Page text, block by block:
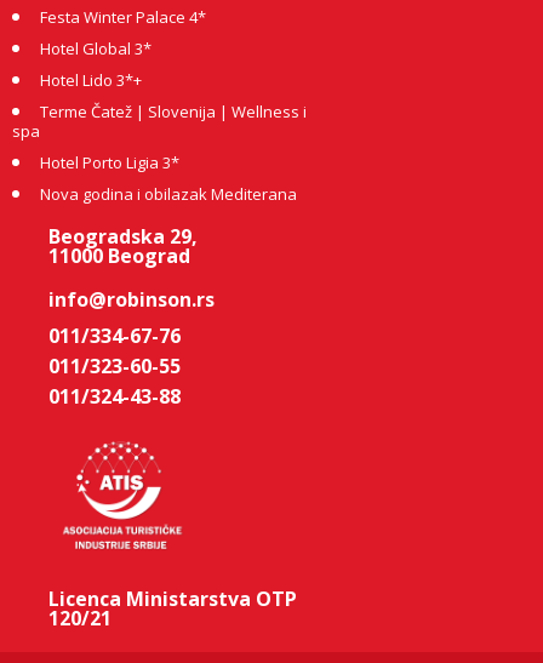
Festa Winter Palace 4*
Hotel Global 3*
Hotel Lido 3*+
Terme Čatež | Slovenija | Wellness i
spa
Hotel Porto Ligia 3*
Nova godina i obilazak Mediterana
Beogradska 29,
11000 Beograd
info@robinson.rs
011/334-67-76
011/323-60-55
011/324-43-88
Licenca Ministarstva OTP
120/21